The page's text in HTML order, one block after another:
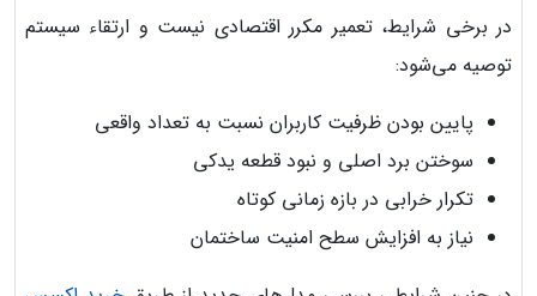
در برخی شرایط، تعمیر مکرر اقتصادی نیست و ارتقاء سیستم
توصیه می‌شود:
پایین بودن ظرفیت کاربران نسبت به تعداد واقعی
سوختن برد اصلی و نبود قطعه یدکی
تکرار خرابی در بازه زمانی کوتاه
نیاز به افزایش سطح امنیت ساختمان